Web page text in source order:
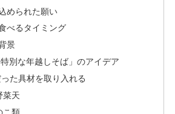
められた願い
べるタイミング
景
別な年越しそば」のアイデア
た具材を取り入れる
菜天